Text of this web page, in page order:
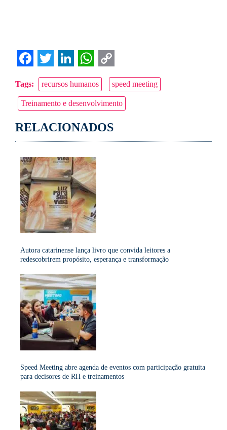
Facebook
Twitter
LinkedIn
WhatsApp
Copy
Link
Tags: recursos humanos speed meeting
Treinamento e desenvolvimento
RELACIONADOS
Autora catarinense lança livro que convida leitores a
redescobrirem propósito, esperança e transformação
Speed Meeting abre agenda de eventos com participação gratuita
para decisores de RH e treinamentos